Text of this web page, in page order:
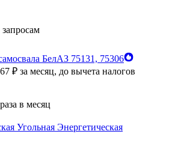
БелАЗ 75131, 75306
₽ за месяц, до вычета налогов
в месяц
Угольная Энергетическая